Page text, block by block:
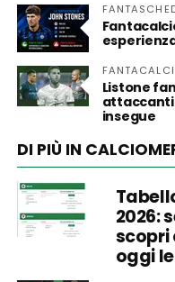
Listone
attaccanti
insegue
DI PIÙ IN
2026:
scopri
oggi